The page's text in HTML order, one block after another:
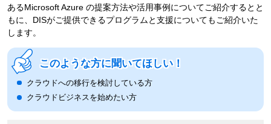
あるMicrosoft Azure の提案方法や活用事例についてご紹介するとと
もに、DISがご提供できるプログラムと支援についてもご紹介いた
します。
このような方に聞いてほしい！
クラウドへの移行を検討している方
クラウドビジネスを始めたい方